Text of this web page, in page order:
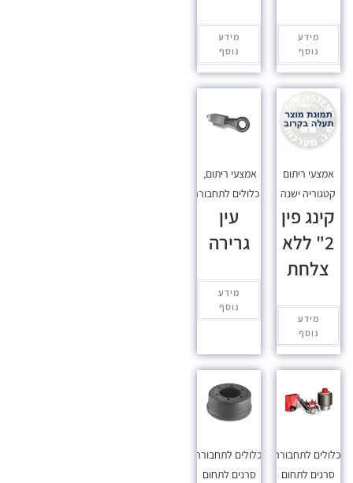
מידע
נוסף
מידע
נוסף
אמצעי ריתום
קטגוריה ישנה
קינג פין
2" ללא
צלחת
מידע
נוסף
אמצעי ריתום,
מכלולים לתחבורה
עין
גרירה
מידע
נוסף
לתחבורה,
סרנים לתחום
מכלולים לתחבורה,
סרנים לתחום